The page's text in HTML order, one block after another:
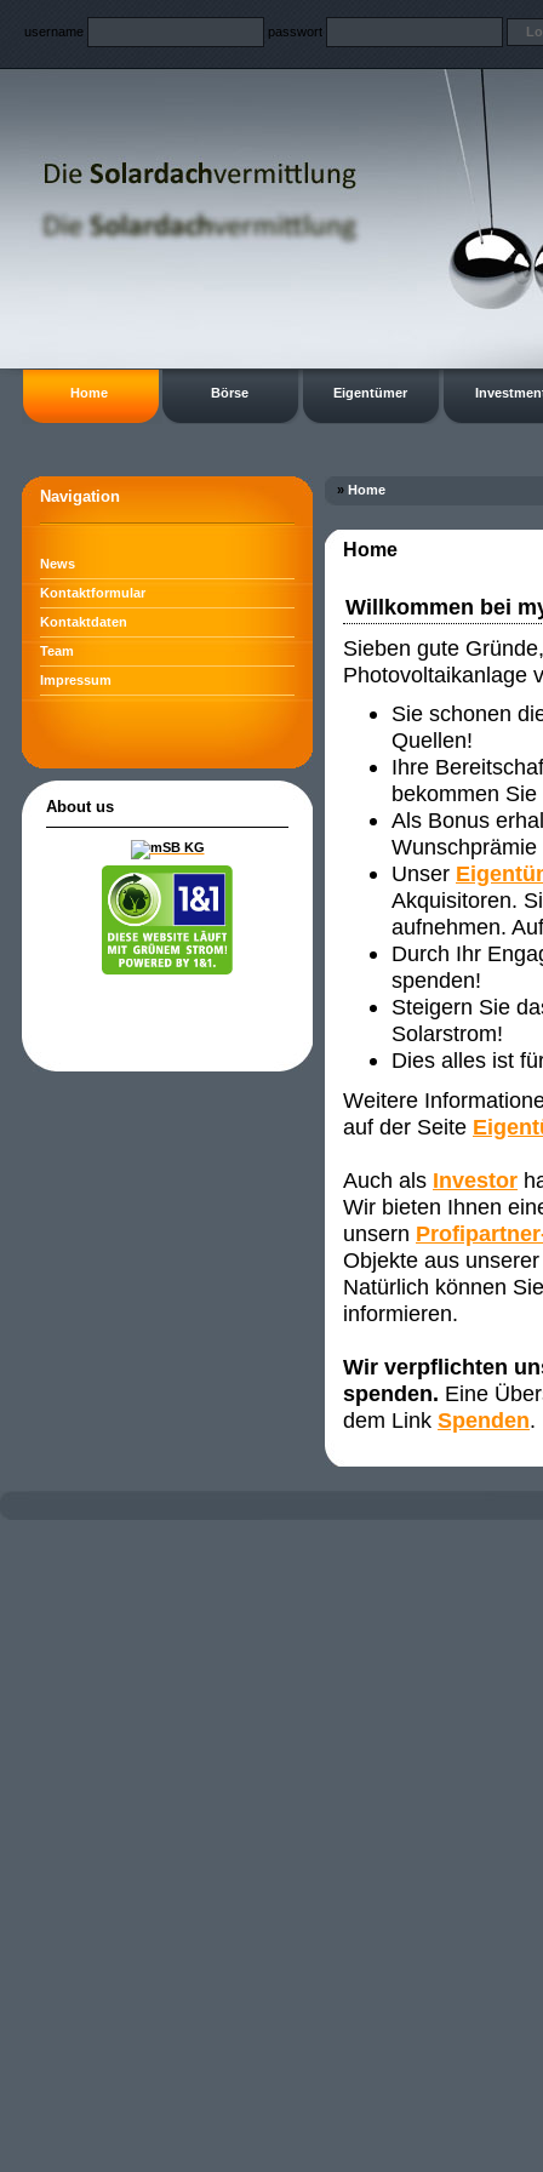
username passwort
Home Börse Eigentümer
Navigation
News
Kontaktformular
Kontaktdaten
Team
Impressum
About us
» Home
Home
Willkommen bei
Sieben gute
Photovoltaikanlage
Sie schonen
Quellen!
Ihre
bekommen
Als Bonus
Unser
Akquisitoren.
aufnehmen.
Durch Ihr
spenden!
Steigern Sie
Solarstrom!
Dies alles ist
Weitere
auf der Seite
Auch als Investor
Wir bieten Ihnen
unsern
Objekte aus
Natürlich können
informieren.
Wir verpflichten
spenden. Eine
dem Link Spenden.